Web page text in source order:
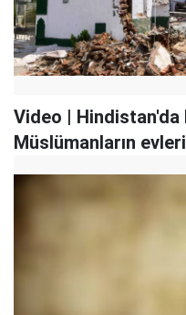
Video |
Müslümanların